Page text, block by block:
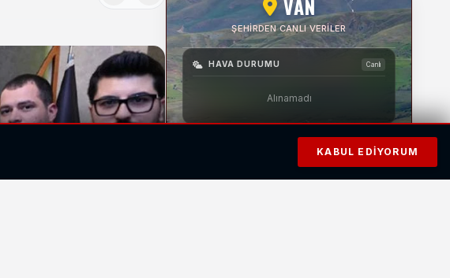
VAN
ŞEHIRDEN CANLI VERILER
HAVA DURUMU Canlı
Alınamadı
03:20 12:17 16:07
AKŞAM
19:19
YATSI
20:48
KABUL EDIYORUM